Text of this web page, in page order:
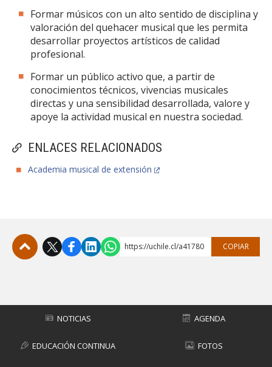
ENLACES RELACIONADOS
Academia musical de extensión
Formar músicos con un alto sentido de disciplina y
valoración del quehacer musical que les permita
desarrollar proyectos artísticos de calidad
profesional.
Formar un público activo que, a partir de
conocimientos técnicos, vivencias musicales
directas y una sensibilidad desarrollada, valore y
apoye la actividad musical en nuestra sociedad.
https://uchile.cl/a41780 COPIAR
NOTICIAS AGENDA
EDUCACIÓN CONTINUA FOTOS